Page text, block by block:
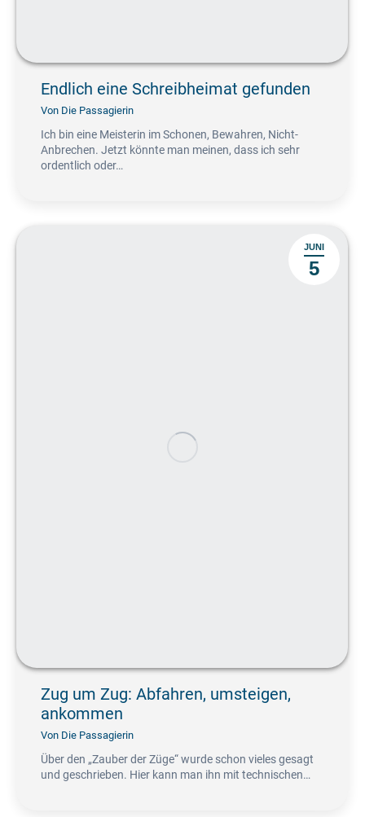
Endlich eine Schreibheimat gefunden
Von Die Passagierin
Ich bin eine Meisterin im Schonen, Bewahren, Nicht-
Anbrechen. Jetzt könnte man meinen, dass ich sehr
ordentlich oder…
JUNI
5
Zug um Zug: Abfahren, umsteigen,
ankommen
Von Die Passagierin
Über den „Zauber der Züge“ wurde schon vieles gesagt
und geschrieben. Hier kann man ihn mit technischen…